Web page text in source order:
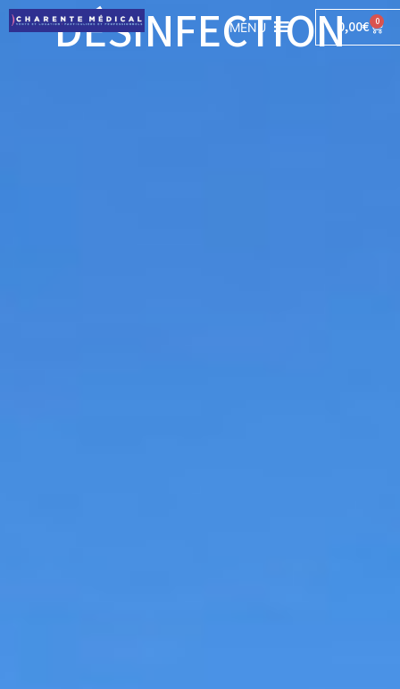
MENU 0,00€ 0
DÉSINFECTION